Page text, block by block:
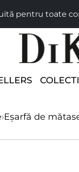
pentru toate
›Eșarfă de